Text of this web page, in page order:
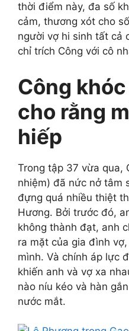
thời điểm này, đa số
cảm, thương xót cho
người vợ hi sinh tất cả
chỉ trích Công với cô
Công
cho rằng
hiếp
Trong tập 37 vừa qua,
nhiệm) đã nức nở tâm
đựng quá nhiều thiệt
Hương. Bởi trước đó,
không thành đạt, anh
ra mặt của gia đình
mình. Và chính áp lực
khiến anh và vợ xa
nào níu kéo và hàn
nước mắt.